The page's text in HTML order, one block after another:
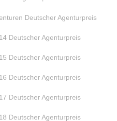
Deutscher Agenturpreis
Deutscher Agenturpreis
Deutscher Agenturpreis
Deutscher Agenturpreis
Deutscher Agenturpreis
Deutscher Agenturpreis